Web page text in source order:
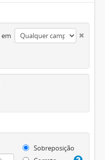
em
Sobreposição